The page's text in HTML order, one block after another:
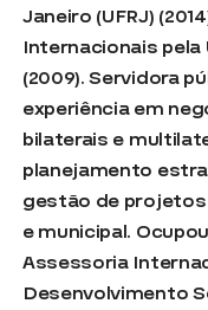
Janeiro (UFRJ)
Internacionais pela
(2009). Servidora
experiência em
bilaterais e
planejamento
gestão de
e municipal.
Assessoria
Desenvolvimento